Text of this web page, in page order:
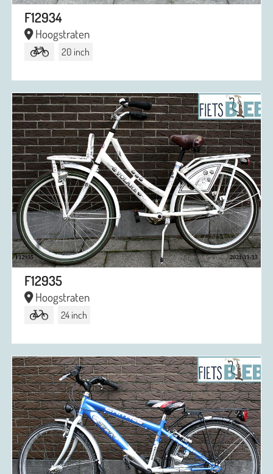
F12934
Hoogstraten
20 inch
F12935
Hoogstraten
24 inch